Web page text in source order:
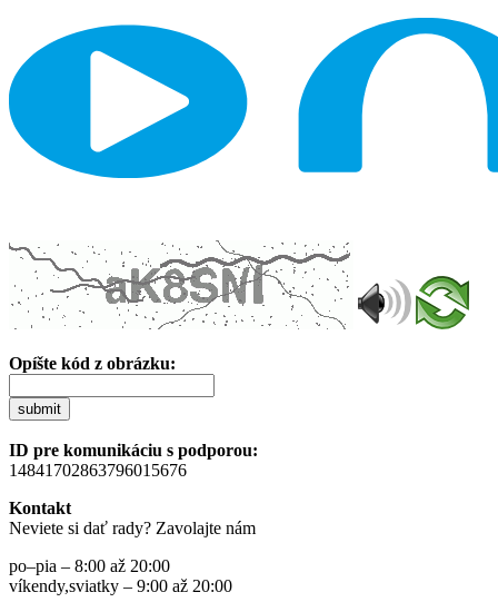
Opíšte kód z obrázku:
submit
ID pre komunikáciu s podporou:
14841702863796015676
Kontakt
Neviete si dať rady? Zavolajte nám
po–pia – 8:00 až 20:00
víkendy,sviatky – 9:00 až 20:00